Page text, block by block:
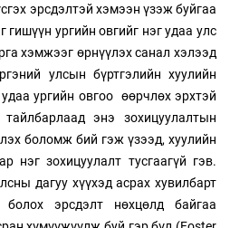
эрсдэлтэй хэмээн үзэж буйгаа
ургийн овгийг нэг удаа улс
хэмжээг өрнүүлэх санал хэлээд
улсын бүртгэлийн хуулийн
ургийн овгоо өөрчлөх эрхтэй
энэ зохицуулалтын
боломж бий гэж үзээд, хуулийн
нэг зохицуулалт тусгаагүй гэв.
дагуу хүүхэд асрах хувилбарт
болох эрсдэлт нөхцөлд байгаа